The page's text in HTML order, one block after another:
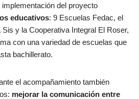
del proyecto
educativos: 9 Escuelas Fedac, el
y la Cooperativa Integral El Roser,
con una variedad de escuelas que
bachillerato.
el acompañamiento también
mejorar la comunicación entre